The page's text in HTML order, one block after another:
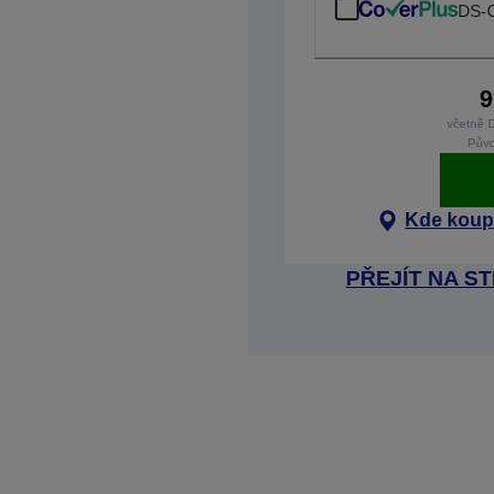
DS-
včetně
Kde
PŘEJÍT NA